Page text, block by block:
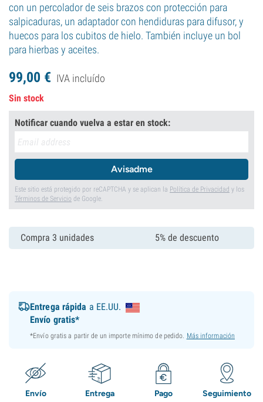
con un percolador de seis brazos con protección para
salpicaduras, un adaptador con hendiduras para difusor, y
huecos para los cubitos de hielo. También incluye un bol
para hierbas y aceites.
99,00 € IVA incluído
Sin stock
Notificar cuando vuelva a estar en stock:
Avisadme
Este sitio está protegido por reCAPTCHA y se aplican la Política de Privacidad y los
Términos de Servicio de Google.
Compra 3 unidades 5% de descuento
Entrega rápida a EE.UU.
Envío gratis*
*Envío gratis a partir de un importe mínimo de pedido. Más información
Envío
Entrega
Pago
Seguimiento